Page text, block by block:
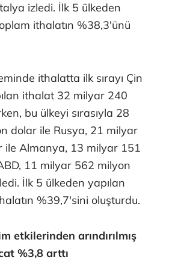
izledi. İlk 5 ülkeden
ithalatın %38,3'ünü
ithalatta ilk sırayı Çin
ithalat 32 milyar 240
bu ülkeyi sırasıyla 28
dolar ile Rusya, 21 milyar
ile Almanya, 13 milyar 151
11 milyar 562 milyon
İlk 5 ülkeden yapılan
%39,7'sini oluşturdu.
etkilerinden arındırılmış
%3,8 arttı